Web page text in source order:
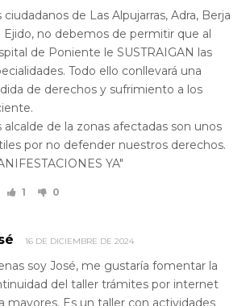
ciudadanos de Las Alpujarras, Adra, Berja
Ejido, no debemos de permitir que al
de Poniente le SUSTRAIGAN las
Todo ello conllevará una
de derechos y sufrimiento a los
alcalde de la zonas afectadas son unos
por no defender nuestros derechos.
YA"
1 0
16 DE DICIEMBRE DE 2024
soy José, me gustaría fomentar la
del taller trámites por internet
mayores. Es un taller con actividades